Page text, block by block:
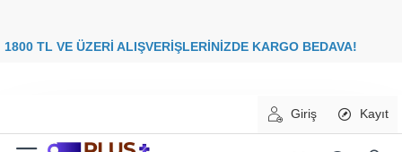
00 TL VE ÜZERİ ALIŞVERİŞLERİNİZDE KARGO
Giriş Kayıt